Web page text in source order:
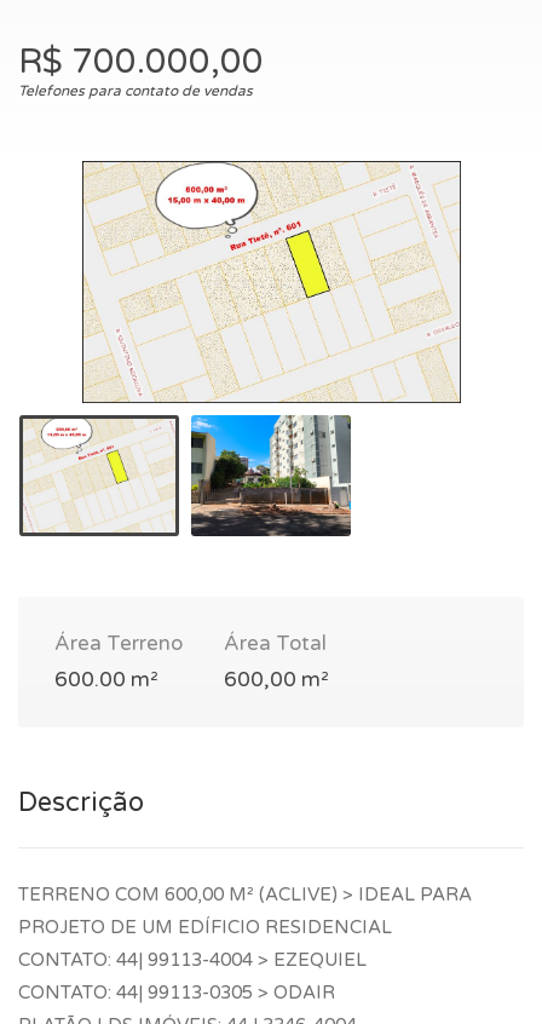
R$ 700.000,00
Telefones para contato de vendas
Área Terreno
600.00 m²
Área Total
600,00 m²
Descrição
TERRENO COM 600,00 M² (ACLIVE) > IDEAL PARA
PROJETO DE UM EDÍFICIO RESIDENCIAL
CONTATO: 44| 99113-4004 > EZEQUIEL
CONTATO: 44| 99113-0305 > ODAIR